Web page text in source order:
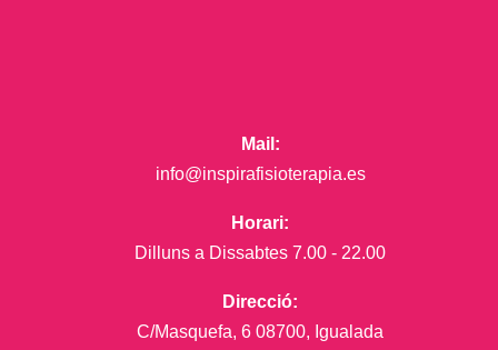
Mail:
info@inspirafisioterapia.es
Horari:
Dilluns a Dissabtes 7.00 - 22.00
Direcció:
C/Masquefa, 6 08700, Igualada